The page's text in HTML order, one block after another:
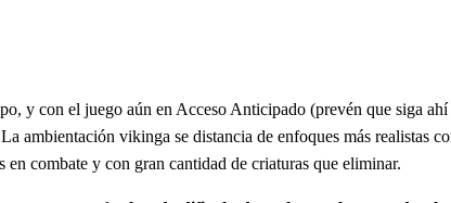
y con el juego aún en Acceso Anticipado (prevén que siga
La ambientación vikinga se distancia de enfoques más realistas
combate y con gran cantidad de criaturas que eliminar.